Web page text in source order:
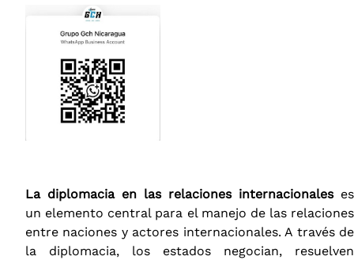
La diplomacia en las relaciones internacionaleses
un elemento central para el manejo de las relaciones
entre naciones y actores internacionales. A través de
la diplomacia, los estados negocian, resuelven